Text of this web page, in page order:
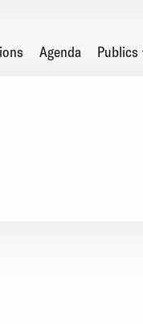
Agenda Publics